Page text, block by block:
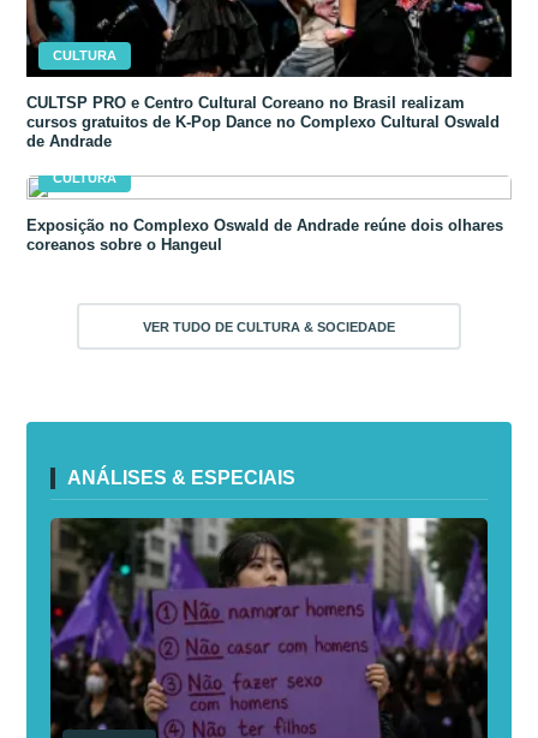
CULTURA
CULTSP PRO e Centro Cultural Coreano no Brasil realizam
cursos gratuitos de K-Pop Dance no Complexo Cultural Oswald
de Andrade
CULTURA
Exposição no Complexo Oswald de Andrade reúne dois olhares
coreanos sobre o Hangeul
VER TUDO DE CULTURA & SOCIEDADE
ANÁLISES & ESPECIAIS